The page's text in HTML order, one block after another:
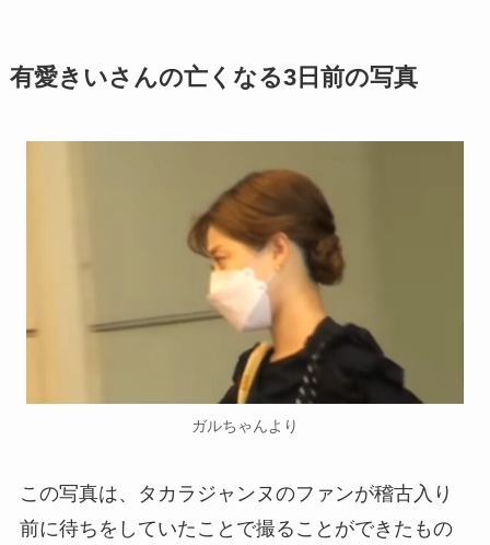
有愛きいさんの亡くなる3日前の写真
ガルちゃんより
この写真は、タカラジャンヌのファンが稽古入り
前に待ちをしていたことで撮ることができたもの